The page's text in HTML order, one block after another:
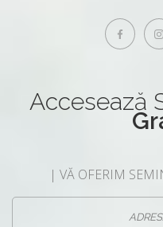
Accesează
| VĂ OFERIM